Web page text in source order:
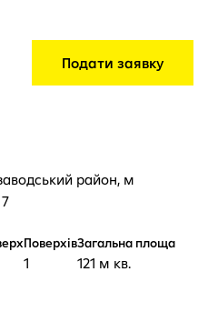
Подати заявку
район, м
Поверхів
1
Загальна площа
121 м кв.